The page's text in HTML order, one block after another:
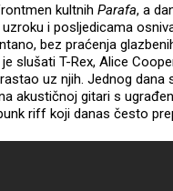
kultnih Parafa, a
i posljedicama
bez praćenja
slušati T-Rex, Alice
uz njih. Jednog dana
akustičnoj gitari s
riff koji danas često